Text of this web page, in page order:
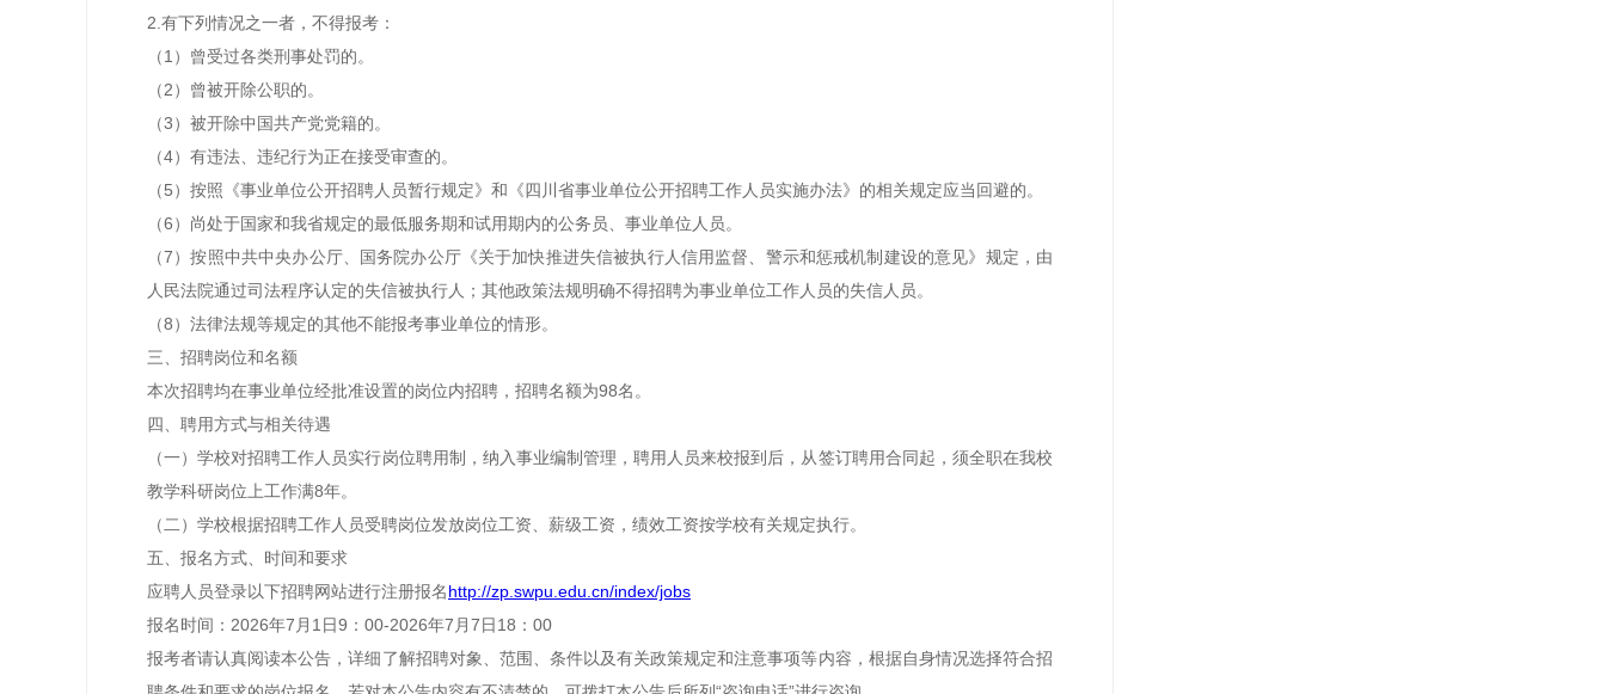
2.有下列情况之一者，不得报考：
（1）曾受过各类刑事处罚的。
（2）曾被开除公职的。
（3）被开除中国共产党党籍的。
（4）有违法、违纪行为正在接受审查的。
（5）按照《事业单位公开招聘人员暂行规定》和《四川省事业单位公开招聘工作人员实施办法》的相关规定应当回避的。
（6）尚处于国家和我省规定的最低服务期和试用期内的公务员、事业单位人员。
（7）按照中共中央办公厅、国务院办公厅《关于加快推进失信被执行人信用监督、警示和惩戒机制建设的意见》规定，由
人民法院通过司法程序认定的失信被执行人；其他政策法规明确不得招聘为事业单位工作人员的失信人员。
（8）法律法规等规定的其他不能报考事业单位的情形。
三、招聘岗位和名额
本次招聘均在事业单位经批准设置的岗位内招聘，招聘名额为98名。
四、聘用方式与相关待遇
（一）学校对招聘工作人员实行岗位聘用制，纳入事业编制管理，聘用人员来校报到后，从签订聘用合同起，须全职在我校
教学科研岗位上工作满8年。
（二）学校根据招聘工作人员受聘岗位发放岗位工资、薪级工资，绩效工资按学校有关规定执行。
五、报名方式、时间和要求
应聘人员登录以下招聘网站进行注册报名http://zp.swpu.edu.cn/index/jobs
报名时间：2026年7月1日9：00-2026年7月7日18：00
报考者请认真阅读本公告，详细了解招聘对象、范围、条件以及有关政策规定和注意事项等内容，根据自身情况选择符合招